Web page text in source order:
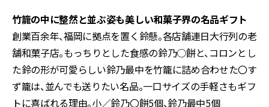
竹籠の中に整然と並ぶ姿も美しい和菓子界の名品ギフト
創業百余年、福岡に拠点を置く鈴懸。各店舗連日大行列の老
舗和菓子店。もっちりとした食感の鈴乃○餅と、コロンとし
た鈴の形が可愛らしい鈴乃最中を竹籠に詰め合わせた〇す
ず籠は、並んでも送りたい名品。一口サイズの手軽さもギフ
トに喜ばれる理由。小／鈴乃〇餅5個、鈴乃最中5個